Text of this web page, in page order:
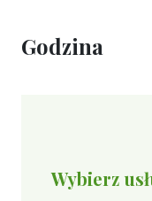
Godzina
Wybierz